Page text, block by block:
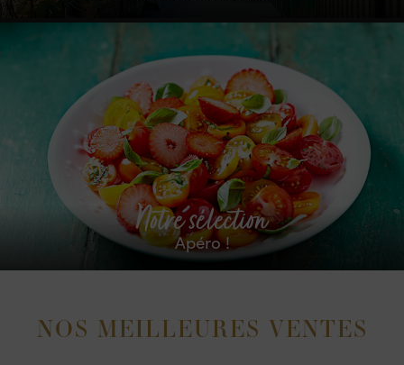
Notre sélection
Apéro !
NOS MEILLEURES VENTES